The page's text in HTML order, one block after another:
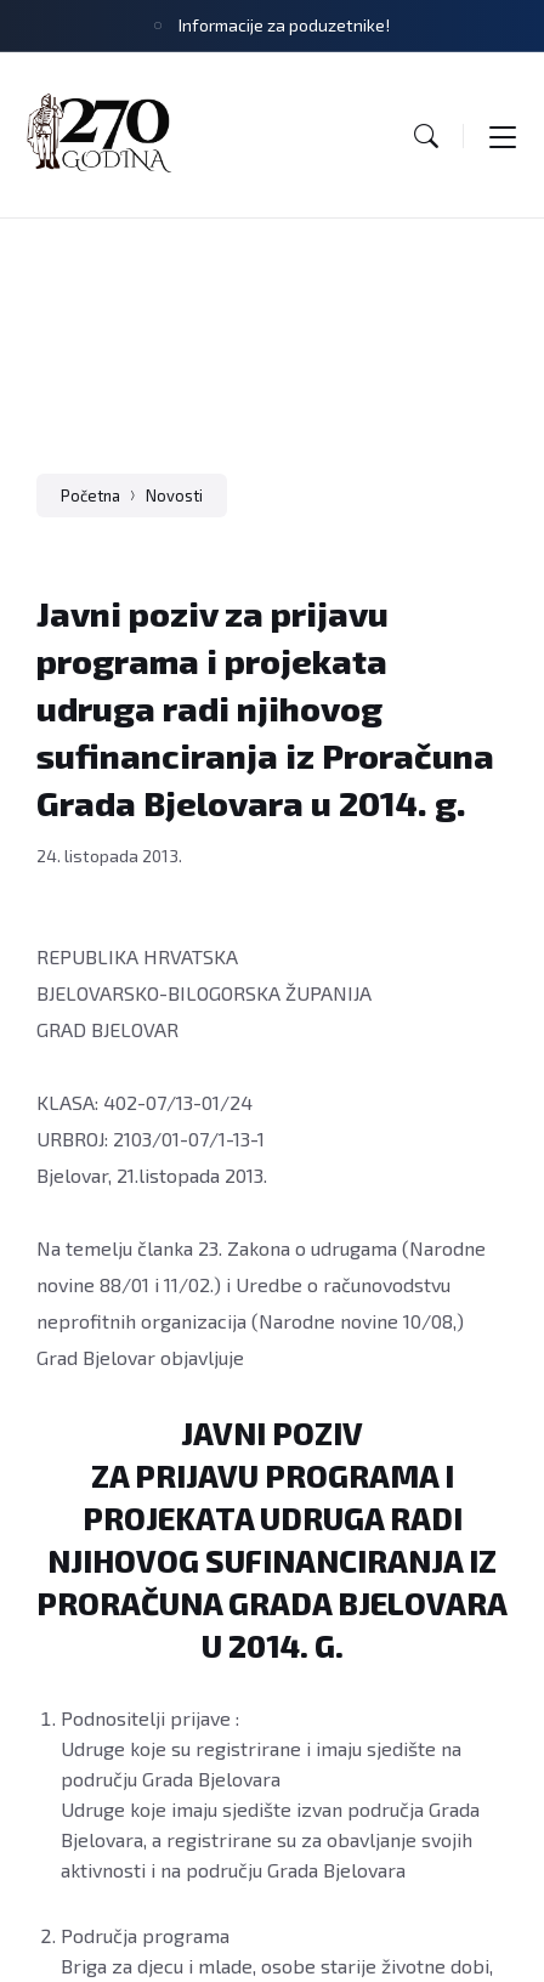
Informacije za poduzetnike!
Početna Novosti
Javni poziv za prijavu
programa i projekata
udruga radi njihovog
sufinanciranja iz Proračuna
Grada Bjelovara u 2014. g.
24. listopada 2013.
REPUBLIKA HRVATSKA
BJELOVARSKO-BILOGORSKA ŽUPANIJA
GRAD BJELOVAR
KLASA: 402-07/13-01/24
URBROJ: 2103/01-07/1-13-1
Bjelovar, 21.listopada 2013.
Na temelju članka 23. Zakona o udrugama (Narodne
novine 88/01 i 11/02.) i Uredbe o računovodstvu
neprofitnih organizacija (Narodne novine 10/08,)
Grad Bjelovar objavljuje
JAVNI POZIV
ZA PRIJAVU PROGRAMA I
PROJEKATA UDRUGA RADI
NJIHOVOG SUFINANCIRANJA IZ
PRORAČUNA GRADA BJELOVARA
U 2014. G.
Podnositelji prijave :
Udruge koje su registrirane i imaju sjedište na
području Grada Bjelovara
Udruge koje imaju sjedište izvan područja Grada
Bjelovara, a registrirane su za obavljanje svojih
aktivnosti i na području Grada Bjelovara
Područja programa
Briga za djecu i mlade, osobe starije životne dobi,